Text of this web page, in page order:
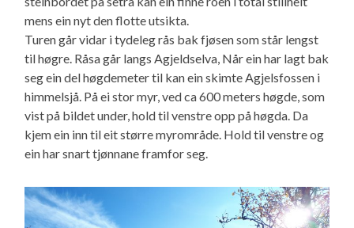
mens ein nyt den flotte utsikta.
Turen går vidar i tydeleg rås bak fjøsen som står lengst
til høgre. Råsa går langs Agjeldselva, Når ein har lagt bak
seg ein del høgdemeter til kan ein skimte Agjelsfossen i
himmelsjå. På ei stor myr, ved ca 600 meters høgde, som
vist på bildet under, hold til venstre opp på høgda. Da
kjem ein inn til eit større myrområde. Hold til venstre og
ein har snart tjønnane framfor seg.